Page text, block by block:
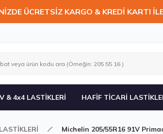
ÜCRETSİZ KARGO & KREDİ KARTI
& 4x4 LASTİKLERİ HAFİF TİCARİ
Michelin 205/55R16 91V